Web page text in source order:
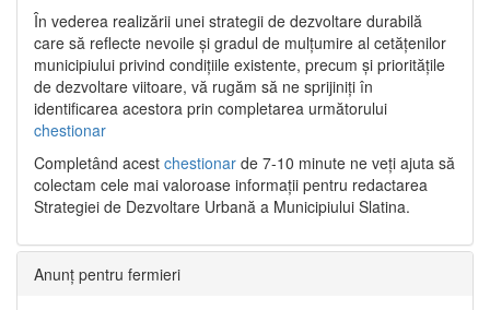
În vederea realizării unei strategii de dezvoltare durabilă
care să reflecte nevoile și gradul de mulțumire al cetățenilor
municipiului privind condițiile existente, precum și prioritățile
de dezvoltare viitoare, vă rugăm să ne sprijiniți în
identificarea acestora prin completarea următorului
chestionar
Completând acest chestionar de 7-10 minute ne veți ajuta să
colectam cele mai valoroase informații pentru redactarea
Strategiei de Dezvoltare Urbană a Municipiului Slatina.
Anunț pentru fermieri